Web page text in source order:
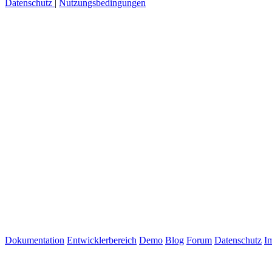
Datenschutz | Nutzungsbedingungen
Dokumentation Entwicklerbereich Demo Blog Forum Datenschutz